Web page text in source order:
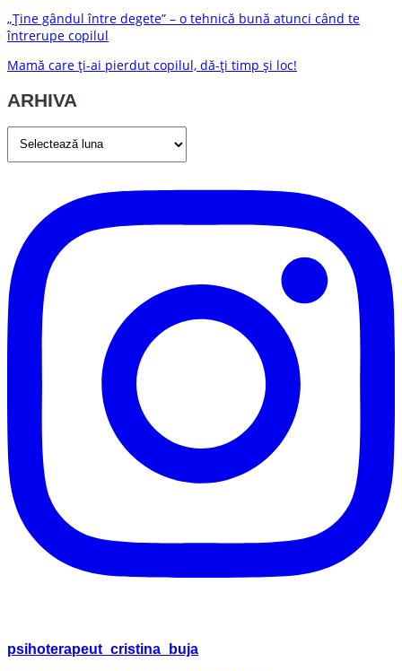
„Ține gândul între degete” – o tehnică bună atunci când te
întrerupe copilul
Mamă care ți-ai pierdut copilul, dă-ți timp și loc!
ARHIVA
psihoterapeut_cristina_buja